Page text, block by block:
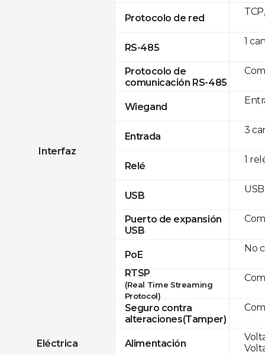
Interfaz
Protocolo de red
RS-485
Protocolo de
comunicación RS-485
Wiegand
Entrada
Relé
USB
Puerto de expansión
USB
PoE
RTSP
(Real Time Streaming
Protocol)
Seguro contra
alteraciones(Tamper)
Eléctrica Alimentación
1
3
1
No